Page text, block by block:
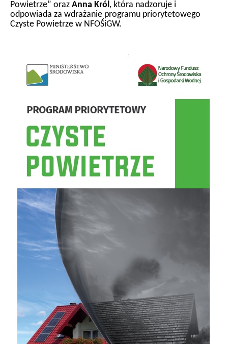
Powietrze” oraz Anna Król , która nadzoruje i
odpowiada za wdrażanie programu priorytetowego
Czyste Powietrze w NFOŚiGW.